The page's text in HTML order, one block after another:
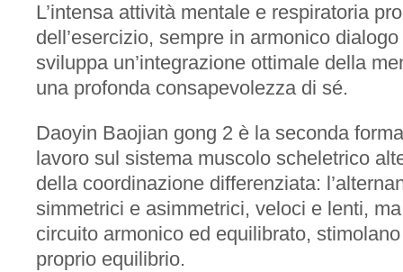
L’intensa attività mentale e respiratoria
dell’esercizio, sempre in armonico
sviluppa un’integrazione ottimale della
una profonda consapevolezza di sé.
Daoyin Baojian gong 2 è la seconda
lavoro sul sistema muscolo scheletrico​
della coordinazione differenziata:
simmetrici e asimmetrici, veloci e lenti,
circuito armonico ed equilibrato,
proprio equilibrio.